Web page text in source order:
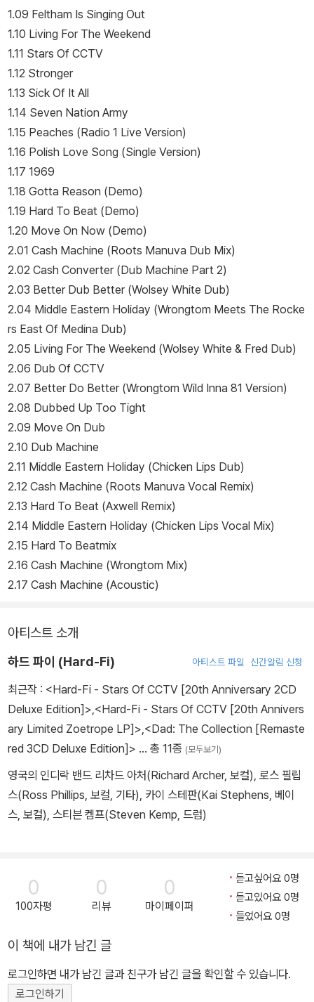
1.09 Feltham Is Singing Out
1.10 Living For The Weekend
1.11 Stars Of CCTV
1.12 Stronger
1.13 Sick Of It All
1.14 Seven Nation Army
1.15 Peaches (Radio 1 Live Version)
1.16 Polish Love Song (Single Version)
1.17 1969
1.18 Gotta Reason (Demo)
1.19 Hard To Beat (Demo)
1.20 Move On Now (Demo)
2.01 Cash Machine (Roots Manuva Dub Mix)
2.02 Cash Converter (Dub Machine Part 2)
2.03 Better Dub Better (Wolsey White Dub)
2.04 Middle Eastern Holiday (Wrongtom Meets The Rocke
rs East Of Medina Dub)
2.05 Living For The Weekend (Wolsey White & Fred Dub)
2.06 Dub Of CCTV
2.07 Better Do Better (Wrongtom Wild Inna 81 Version)
2.08 Dubbed Up Too Tight
2.09 Move On Dub
2.10 Dub Machine
2.11 Middle Eastern Holiday (Chicken Lips Dub)
2.12 Cash Machine (Roots Manuva Vocal Remix)
2.13 Hard To Beat (Axwell Remix)
2.14 Middle Eastern Holiday (Chicken Lips Vocal Mix)
2.15 Hard To Beatmix
2.16 Cash Machine (Wrongtom Mix)
2.17 Cash Machine (Acoustic)
아티스트 소개
하드 파이 (Hard-Fi) 아티스트 파일 신간알림 신청
최근작 : <Hard-Fi - Stars Of CCTV [20th Anniversary 2CD
Deluxe Edition]>,<Hard-Fi - Stars Of CCTV [20th Annivers
ary Limited Zoetrope LP]>,<Dad: The Collection [Remaste
red 3CD Deluxe Edition]> … 총 11종 (모두보기)
영국의 인디락 밴드 리차드 아처(Richard Archer, 보컬), 로스 필립
스(Ross Phillips, 보컬, 기타), 카이 스테판(Kai Stephens, 베이
스, 보컬), 스티븐 켐프(Steven Kemp, 드럼)
0
100자평
0
리뷰
0
마이페이퍼
듣고싶어요 0명
듣고있어요 0명
들었어요 0명
이 책에 내가 남긴 글
로그인하면 내가 남긴 글과 친구가 남긴 글을 확인할 수 있습니다.
로그인하기